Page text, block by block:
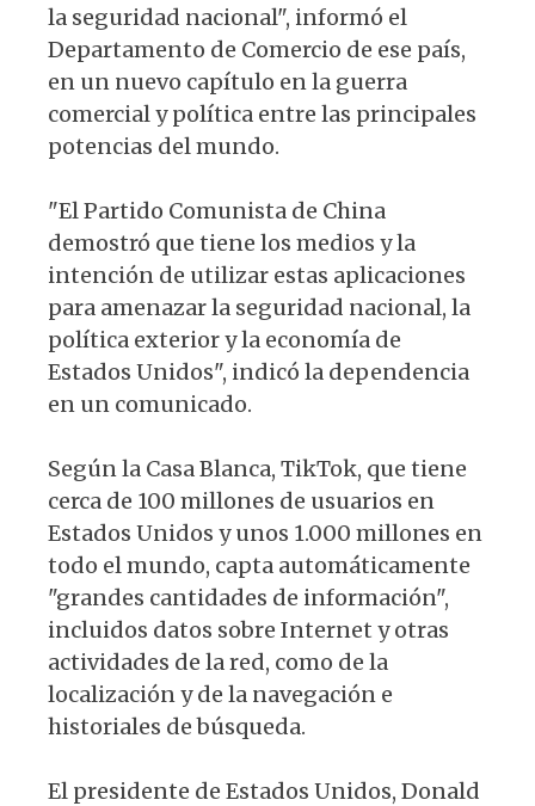
la seguridad nacional", informó el
Departamento de Comercio de ese país,
en un nuevo capítulo en la guerra
comercial y política entre las principales
potencias del mundo.
"El Partido Comunista de China
demostró que tiene los medios y la
intención de utilizar estas aplicaciones
para amenazar la seguridad nacional, la
política exterior y la economía de
Estados Unidos", indicó la dependencia
en un comunicado.
Según la Casa Blanca, TikTok, que tiene
cerca de 100 millones de usuarios en
Estados Unidos y unos 1.000 millones en
todo el mundo, capta automáticamente
"grandes cantidades de información",
incluidos datos sobre Internet y otras
actividades de la red, como de la
localización y de la navegación e
historiales de búsqueda.
El presidente de Estados Unidos, Donald